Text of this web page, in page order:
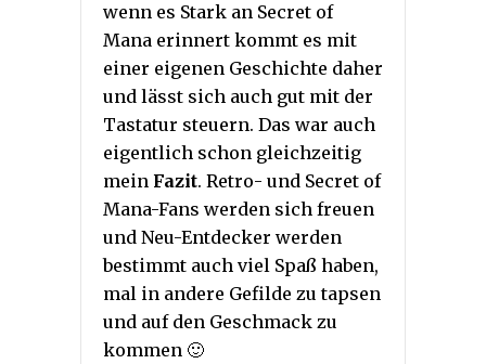
wenn es Stark an Secret of
Mana erinnert kommt es mit
einer eigenen Geschichte daher
und lässt sich auch gut mit der
Tastatur steuern. Das war auch
eigentlich schon gleichzeitig
mein Fazit. Retro- und Secret of
Mana-Fans werden sich freuen
und Neu-Entdecker werden
bestimmt auch viel Spaß haben,
mal in andere Gefilde zu tapsen
und auf den Geschmack zu
kommen 🙂